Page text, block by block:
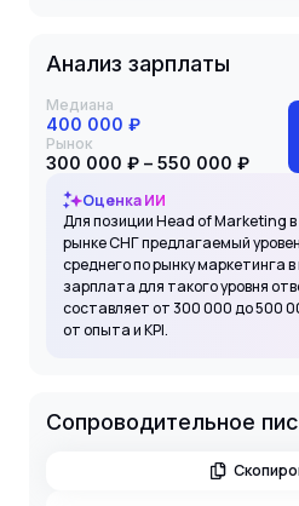
Анализ зарплаты
Медиана
400 000 ₽
Рынок
300 000 ₽ – 550 000 ₽
Оценка ИИ
Для позиции Head of Marketing
рынке СНГ предлагаемый
среднего по рынку маркетинга
зарплата для такого уровня
составляет от 300 000 до 500
от опыта и KPI.
Сопроводительное